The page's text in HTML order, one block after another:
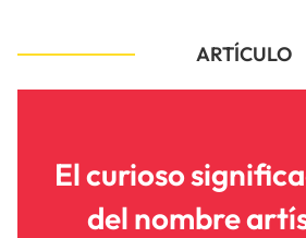
ARTÍCULO
El curioso
del nombre